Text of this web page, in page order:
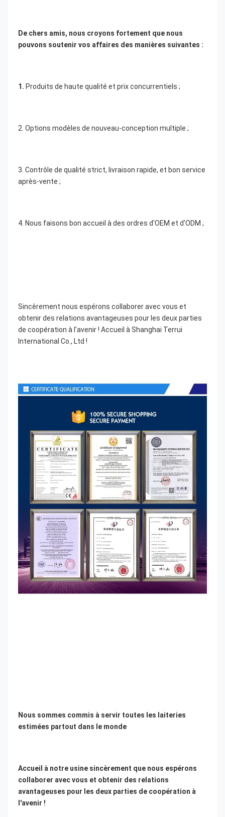
De chers amis, nous croyons fortement que nous
pouvons soutenir vos affaires des manières suivantes :
1. Produits de haute qualité et prix concurrentiels ;
2. Options modèles de nouveau-conception multiple ;
3. Contrôle de qualité strict, livraison rapide, et bon service
après-vente ;
4. Nous faisons bon accueil à des ordres d'OEM et d'ODM ;
Sincèrement nous espérons collaborer avec vous et
obtenir des relations avantageuses pour les deux parties
de coopération à l'avenir ! Accueil à Shanghai Terrui
International Co., Ltd !
Nous sommes commis à servir toutes les laiteries
estimées partout dans le monde
Accueil à notre usine sincèrement que nous espérons
collaborer avec vous et obtenir des relations
avantageuses pour les deux parties de coopération à
l'avenir !